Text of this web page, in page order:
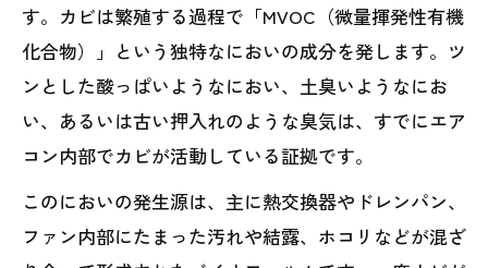
す。カビは繁殖する過程で「MVOC（微量揮発性有機
化合物）」という独特なにおいの成分を発します。ツ
ンとした酸っぱいようなにおい、土臭いようなにお
い、あるいは古い押入れのような臭気は、すでにエア
コン内部でカビが活動している証拠です。
このにおいの発生源は、主に熱交換器やドレンパン、
ファン内部にたまった汚れや結露、ホコリなどが混ざ